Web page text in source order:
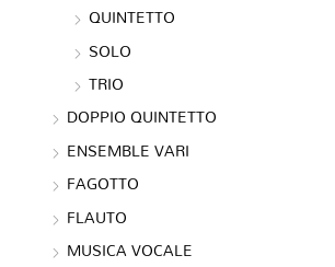
QUINTETTO
SOLO
TRIO
DOPPIO QUINTETTO
ENSEMBLE VARI
FAGOTTO
FLAUTO
MUSICA VOCALE